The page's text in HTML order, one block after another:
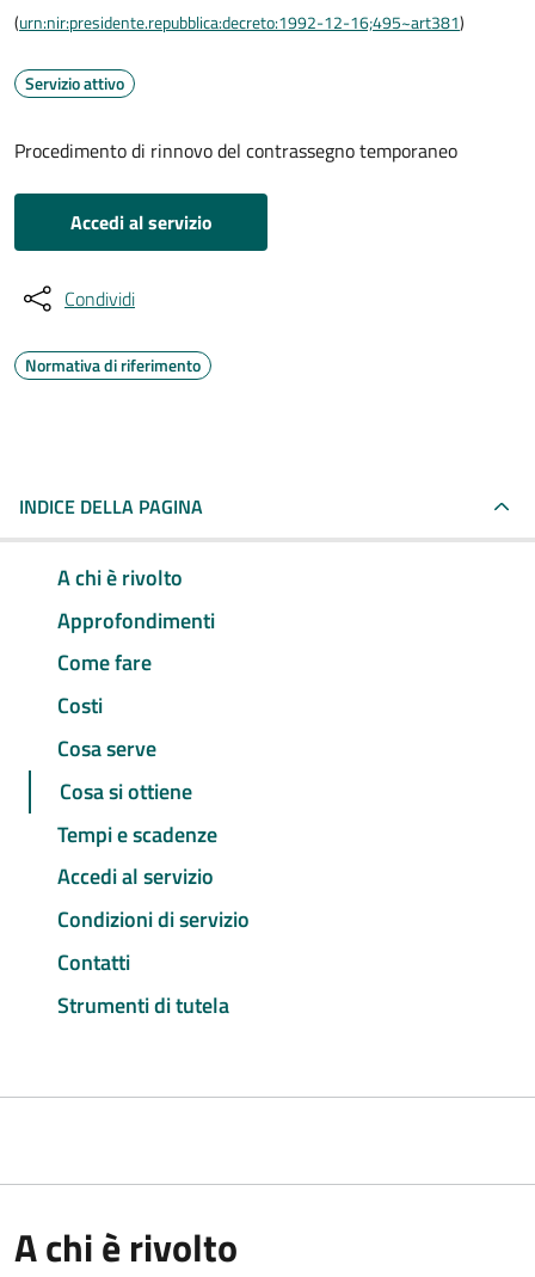
(urn:nir:presidente.repubblica:decreto:1992-12-16;495~art381)
Servizio attivo
Procedimento di rinnovo del contrassegno temporaneo
Accedi al servizio
Condividi
Normativa di riferimento
INDICE DELLA PAGINA
A chi è rivolto
Approfondimenti
Come fare
Costi
Cosa serve
Cosa si ottiene
Tempi e scadenze
Accedi al servizio
Condizioni di servizio
Contatti
Strumenti di tutela
A chi è rivolto